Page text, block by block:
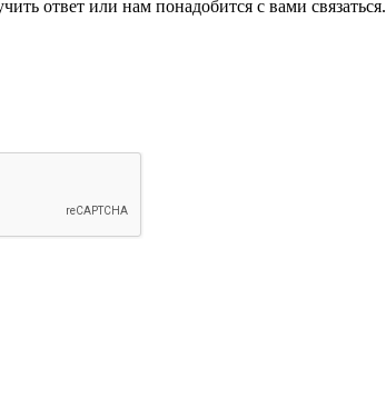
ответ или нам понадобится с вами связаться.